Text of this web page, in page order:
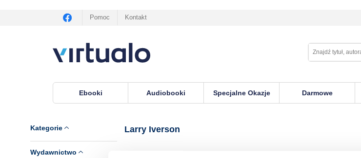
Pomoc Kontakt
Ebooki Audiobooki Specjalne Okazje Darmowe
Kategorie
Wydawnictwo
Larry Iverson